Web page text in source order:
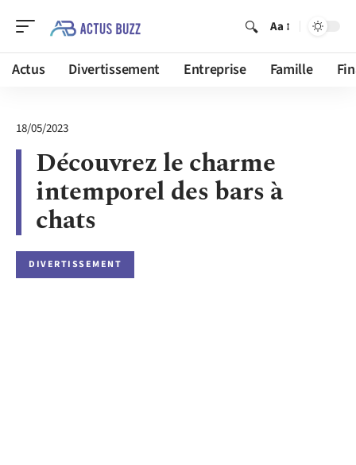
Aa
Actus Divertissement Entreprise Famille
18/05/2023
Découvrez le charme
intemporel des bars à
chats
DIVERTISSEMENT